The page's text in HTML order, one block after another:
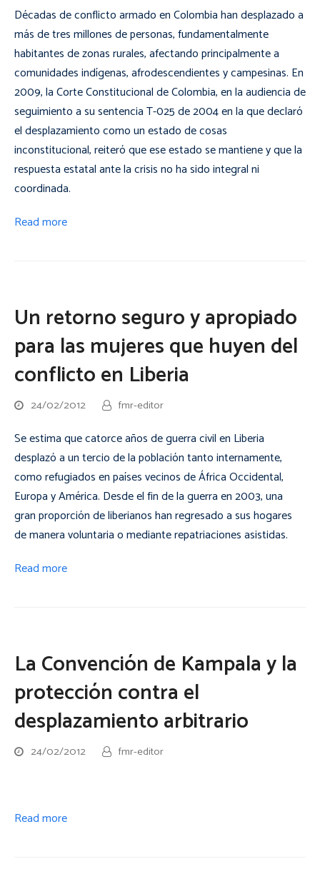
Décadas de conflicto armado en Colombia han desplazado a
más de tres millones de personas, fundamentalmente
habitantes de zonas rurales, afectando principalmente a
comunidades indígenas, afrodescendientes y campesinas. En
2009, la Corte Constitucional de Colombia, en la audiencia de
seguimiento a su sentencia T-025 de 2004 en la que declaró
el desplazamiento como unestado de cosas
inconstitucional, reiteró que ese estado se mantiene y que la
respuesta estatal ante la crisis no ha sido integral ni
coordinada.
Read more
Un retorno seguro y apropiado
para las mujeres que huyen del
conflicto en Liberia
24/02/2012 fmr-editor
Se estima que catorce años de guerra civil en Liberia
desplazó a un tercio de la población tanto internamente,
como refugiados en países vecinos de África Occidental,
Europa y América. Desde el fin de la guerra en 2003, una
gran proporción de liberianos han regresado a sus hogares
de manera voluntaria o mediante repatriaciones asistidas.
Read more
La Convención de Kampala y la
protección contra el
desplazamiento arbitrario
24/02/2012 fmr-editor
Read more